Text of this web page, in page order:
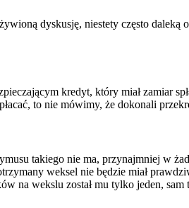
dyskusję, niestety często daleką
kredyt, który miał zamiar
to nie mówimy, że dokonali
takiego nie ma, przynajmniej w
weksel nie będzie miał
na wekslu został mu tylko jeden, sam